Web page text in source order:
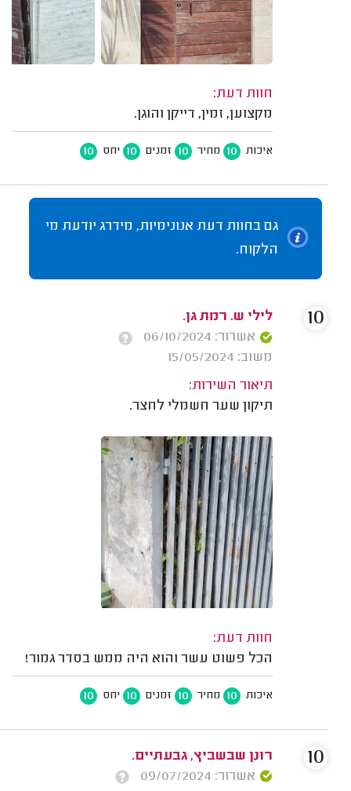
חוות דעת:
מקצוען, זמין, דייקן והוגן.
איכות 10 מחיר 10 זמנים 10 יחס 10
גם בחוות דעת אנונימיות, מידרג יודעת מי
הלקוח.
לילי ש. רמת גן.
אשרור: 06/10/2024
משוב: 15/05/2024
תיאור השירות:
תיקון שער חשמלי לחצר.
חוות דעת:
הכל פשוט עשר והוא היה ממש בסדר גמור!
איכות 10 מחיר 10 זמנים 10 יחס 10
10
רונן שבשביץ, גבעתיים.
אשרור: 09/07/2024
10